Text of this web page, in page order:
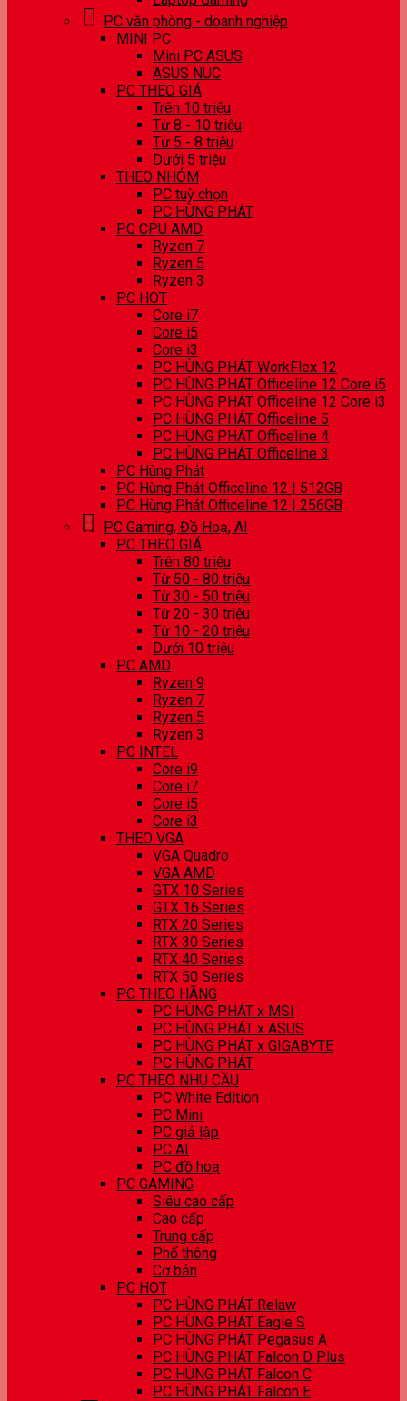
PC văn phòng - doanh nghiệp
MINI PC
Mini PC ASUS
ASUS NUC
PC THEO GIÁ
Trên 10 triệu
Từ 8 - 10 triệu
Từ 5 - 8 triệu
Dưới 5 triệu
THEO NHÓM
PC tuỳ chọn
PC HÙNG PHÁT
PC CPU AMD
Ryzen 7
Ryzen 5
Ryzen 3
PC HOT
Core i7
Core i5
Core i3
PC HÙNG PHÁT WorkFlex 12
PC HÙNG PHÁT Officeline 12 Core i5
PC HÙNG PHÁT Officeline 12 Core i3
PC HÙNG PHÁT Officeline 5
PC HÙNG PHÁT Officeline 4
PC HÙNG PHÁT Officeline 3
PC Hùng Phát
PC Hùng Phát Officeline 12 | 512GB
PC Hùng Phát Officeline 12 | 256GB
PC Gaming, Đồ Hoạ, AI
PC THEO GIÁ
Trên 80 triệu
Từ 50 - 80 triệu
Từ 30 - 50 triệu
Từ 20 - 30 triệu
Từ 10 - 20 triệu
Dưới 10 triệu
PC AMD
Ryzen 9
Ryzen 7
Ryzen 5
Ryzen 3
PC INTEL
Core i9
Core i7
Core i5
Core i3
THEO VGA
VGA Quadro
VGA AMD
GTX 10 Series
GTX 16 Series
RTX 20 Series
RTX 30 Series
RTX 40 Series
RTX 50 Series
PC THEO HÃNG
PC HÙNG PHÁT x MSI
PC HÙNG PHÁT x ASUS
PC HÙNG PHÁT x GIGABYTE
PC HÙNG PHÁT
PC THEO NHU CẦU
PC White Edition
PC Mini
PC giả lập
PC AI
PC đồ hoạ
PC GAMING
Siêu cao cấp
Cao cấp
Trung cấp
Phổ thông
Cơ bản
PC HOT
PC HÙNG PHÁT Relaw
PC HÙNG PHÁT Eagle S
PC HÙNG PHÁT Pegasus A
PC HÙNG PHÁT Falcon D Plus
PC HÙNG PHÁT Falcon C
PC HÙNG PHÁT Falcon E